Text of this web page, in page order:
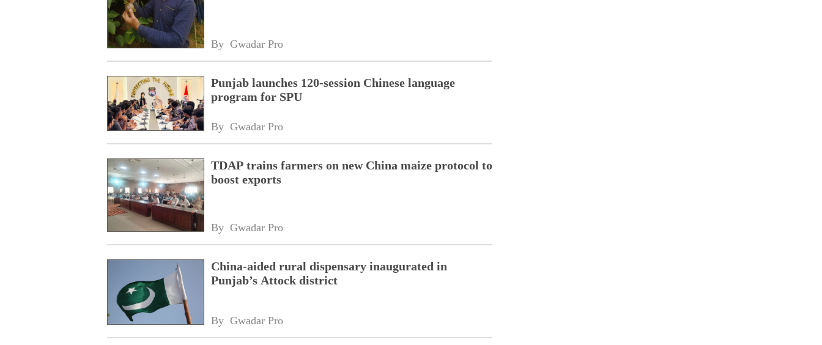
By Gwadar Pro
Punjab launches 120-session Chinese language
program for SPU
By Gwadar Pro
TDAP trains farmers on new China maize protocol to
boost exports
By Gwadar Pro
China-aided rural dispensary inaugurated in
Punjab’s Attock district
By Gwadar Pro